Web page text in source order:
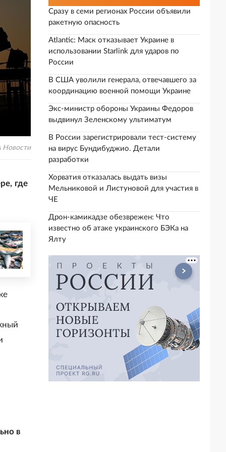
где
в
Сразу в семи регионах России объявили
ракетную опасность
Atlantic: Маск отказывает Украине в
использовании Starlink для ударов по
России
В США уволили генерала, отвечавшего за
координацию военной помощи Украине
Экс-министр обороны Украины Федоров
выдвинул Зеленскому ультиматум
В России зарегистрировали тест-систему
на вирус Бундибуджио. Детали
разработки
Хорватия отказалась выдать визы
Мельниковой и Листуновой для участия в
ЧЕ
Дрон-камикадзе обезврежен: Что
известно об атаке украинского БЭКа на
Ялту